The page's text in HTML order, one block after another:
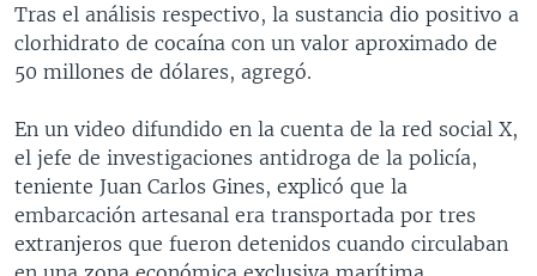
Tras el análisis respectivo, la sustancia dio positivo a
clorhidrato de cocaína con un valor aproximado de
50 millones de dólares, agregó.
En un video difundido en la cuenta de la red social X,
el jefe de investigaciones antidroga de la policía,
teniente Juan Carlos Gines, explicó que la
embarcación artesanal era transportada por tres
extranjeros que fueron detenidos cuando circulaban